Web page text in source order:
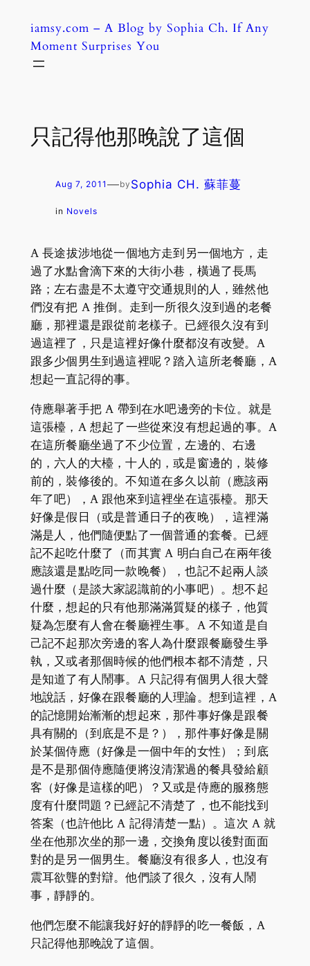
content
iamsy.com – A Blog by Sophia Ch. If Any
Moment Surprises You
只記得他那晚說了這個
Aug 7, 2011 —by Sophia CH. 蘇菲蔓
in Novels
A 長途拔涉地從一個地方走到另一個地方，走
過了水點會滴下來的大街小巷，橫過了長馬
路；左右盡是不太遵守交通規則的人，雖然他
們沒有把 A 推倒。走到一所很久沒到過的老餐
廳，那裡還是跟從前老樣子。已經很久沒有到
過這裡了，只是這裡好像什麼都沒有改變。A
跟多少個男生到過這裡呢？踏入這所老餐廳，A
想起一直記得的事。
侍應舉著手把 A 帶到在水吧邊旁的卡位。就是
這張檯，A 想起了一些從來沒有想起過的事。A
在這所餐廳坐過了不少位置，左邊的、右邊
的，六人的大檯，十人的，或是窗邊的，裝修
前的，裝修後的。不知道在多久以前（應該兩
年了吧），A 跟他來到這裡坐在這張檯。那天
好像是假日（或是普通日子的夜晚），這裡滿
滿是人，他們隨便點了一個普通的套餐。已經
記不起吃什麼了（而其實 A 明白自己在兩年後
應該還是點吃同一款晚餐），也記不起兩人談
過什麼（是談大家認識前的小事吧）。想不起
什麼，想起的只有他那滿滿質疑的樣子，他質
疑為怎麼有人會在餐廳裡生事。 A 不知道是自
己記不起那次旁邊的客人為什麼跟餐廳發生爭
執，又或者那個時候的他們根本都不清楚，只
是知道了有人鬧事。A 只記得有個男人很大聲
地說話，好像在跟餐廳的人理論。想到這裡，A
的記憶開始漸漸的想起來，那件事好像是跟餐
具有關的（到底是不是？），那件事好像是關
於某個侍應（好像是一個中年的女性）；到底
是不是那個侍應隨便將沒清潔過的餐具發給顧
客（好像是這樣的吧）？又或是侍應的服務態
度有什麼問題？已經記不清楚了，也不能找到
答案（也許他比 A 記得清楚一點）。這次 A 就
坐在他那次坐的那一邊，交換角度以後對面面
對的是另一個男生。餐廳沒有很多人，也沒有
震耳欲聾的對辯。他們談了很久，沒有人鬧
事，靜靜的。
他們怎麼不能讓我好好的靜靜的吃一餐飯，A
只記得他那晚說了這個。